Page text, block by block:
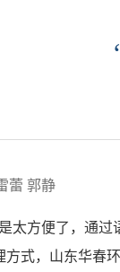
蕾 郭静
太方便了，通过
方式，山东华春